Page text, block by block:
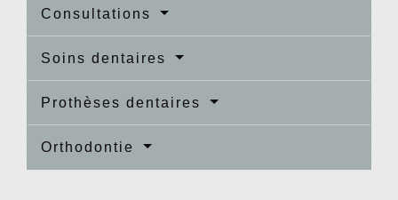
Consultations
Soins dentaires
Prothèses dentaires
Orthodontie